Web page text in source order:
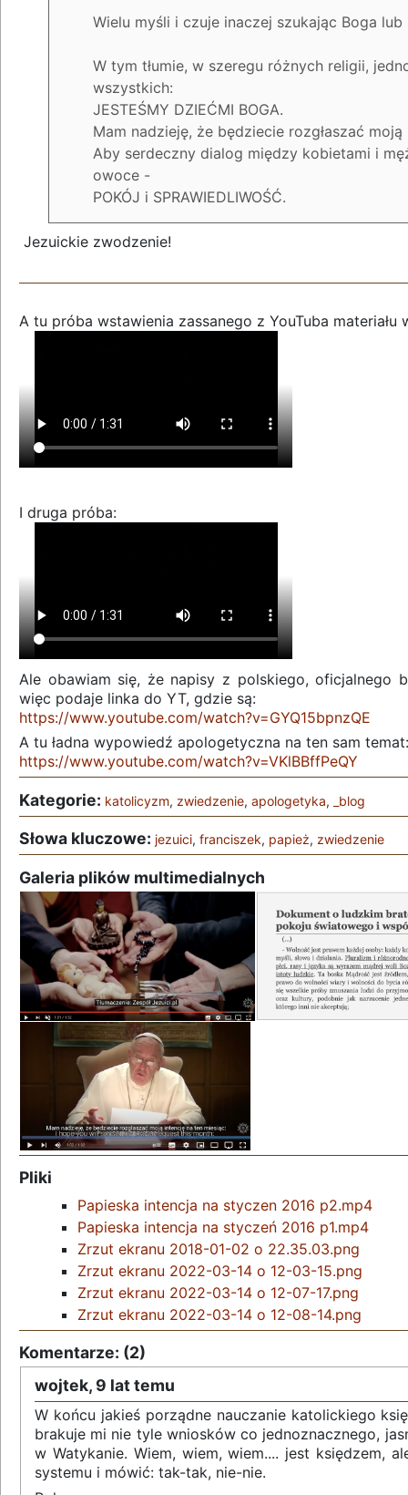
Wielu myśli i czuje inaczej szukając Boga
W tym tłumie, w szeregu różnych religii,
wszystkich:
JESTEŚMY DZIEĆMI BOGA.
Mam nadzieję, że będziecie rozgłaszać
Aby serdeczny dialog między kobietami i
owoce -
POKÓJ i SPRAWIEDLIWOŚĆ.
Jezuickie zwodzenie!
A tu próba wstawienia zassanego z YouTuba materiału
I druga próba:
Ale obawiam się, że napisy z polskiego, oficjalnego
więc podaje linka do YT, gdzie są:
https://www.youtube.com/watch?v=GYQ15bpnzQE
A tu ładna wypowiedź apologetyczna na ten sam temat:
https://www.youtube.com/watch?v=VKlBBffPeQY
Kategorie: katolicyzm, zwiedzenie, apologetyka, _blog
Słowa kluczowe: jezuici, franciszek, papież, zwiedzenie
Galeria plików multimedialnych
Pliki
Papieska intencja na styczen 2016 p2.mp4
Papieska intencja na styczeń 2016 p1.mp4
Zrzut ekranu 2018-01-02 o 22.35.03.png
Zrzut ekranu 2022-03-14 o 12-03-15.png
Zrzut ekranu 2022-03-14 o 12-07-17.png
Zrzut ekranu 2022-03-14 o 12-08-14.png
Komentarze: (2)
wojtek, 9 lat temu
W końcu jakieś porządne nauczanie katolickiego
brakuje mi nie tyle wniosków co jednoznacznego,
w Watykanie. Wiem, wiem, wiem.... jest księdzem,
systemu i mówić: tak-tak, nie-nie.